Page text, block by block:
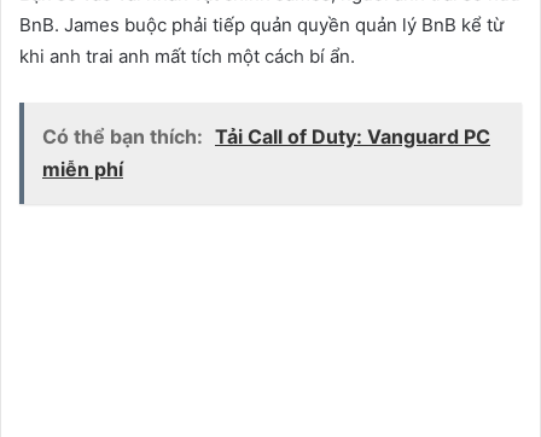
BnB. James buộc phải tiếp quản quyền quản lý BnB kể từ
khi anh trai anh mất tích một cách bí ẩn.
Có thể bạn thích: Tải Call of Duty: Vanguard PC
miễn phí